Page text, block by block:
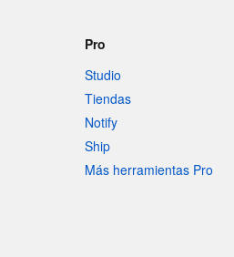
Pro
Studio
Tiendas
Notify
Ship
Más herramientas Pro